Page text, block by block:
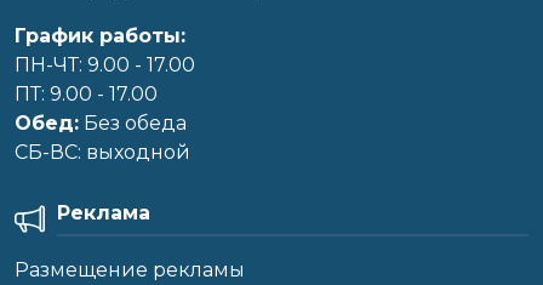
График работы:
ПН-ЧТ: 9.00 - 17.00
ПТ: 9.00 - 17.00
Обед: Без обеда
CБ-ВС: выходной
Реклама
Размещение рекламы